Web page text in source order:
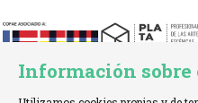
Información sobre